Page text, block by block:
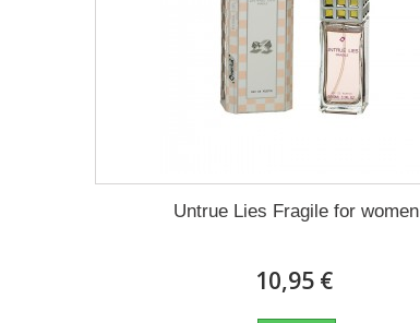
Untrue Lies Fragile for women
10,95 €